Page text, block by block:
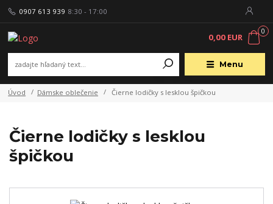
Menu
0907 613 939 8:30 - 17:00
0
0,00 EUR
Úvod Dámske oblečenie Čierne lodičky s lesklou špičkou
Čierne lodičky s lesklou
špičkou